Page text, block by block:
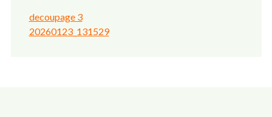
decoupage 3
20260123_131529